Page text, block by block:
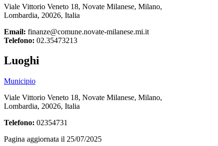
Viale Vittorio Veneto 18, Novate Milanese, Milano,
Lombardia, 20026, Italia
Email: finanze@comune.novate-milanese.mi.it
Telefono: 02.35473213
Luoghi
Municipio
Viale Vittorio Veneto 18, Novate Milanese, Milano,
Lombardia, 20026, Italia
Telefono: 02354731
Pagina aggiornata il 25/07/2025